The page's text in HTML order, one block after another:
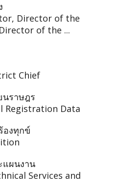
Director of the
of the ...
Chief
นราษฎร
Registration Data
องทุกข์
แผนงาน
Services and